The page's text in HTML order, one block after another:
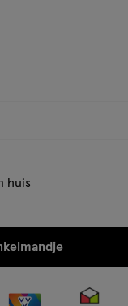
huis
verhoog
met